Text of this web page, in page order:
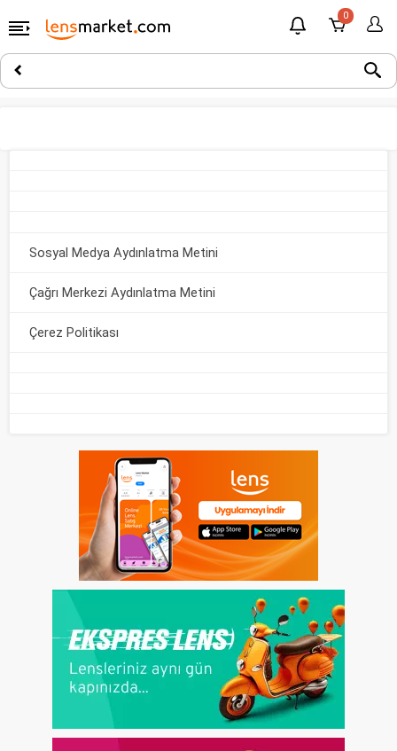
0
Sosyal Medya Aydınlatma Metini
Çağrı Merkezi Aydınlatma Metini
Çerez Politikası